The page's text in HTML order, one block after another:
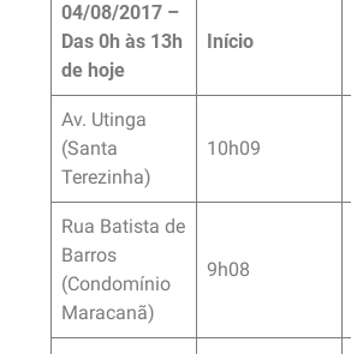
04/08/2017 –
Das 0h às 13h
de hoje
Início
Av. Utinga
(Santa
Terezinha)
10h09
Rua Batista de
Barros
(Condomínio
Maracanã)
9h08